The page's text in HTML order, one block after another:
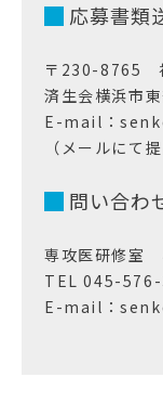
応募書類
〒230-8765
済生会横浜市
E-mail：
（メールにて提
問い合わ
専攻医研修室
TEL 045-
E-mail：